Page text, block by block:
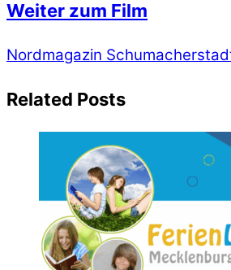
Weiter zum Film
Nordmagazin
Related Posts